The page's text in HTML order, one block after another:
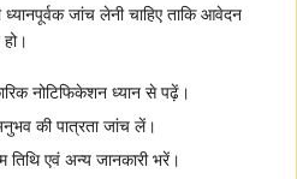
जांच लेनी चाहिए ताकि आवेदन
नोटिफिकेशन ध्यान से पढ़ें।
की पात्रता जांच लें।
एवं अन्य जानकारी भरें।